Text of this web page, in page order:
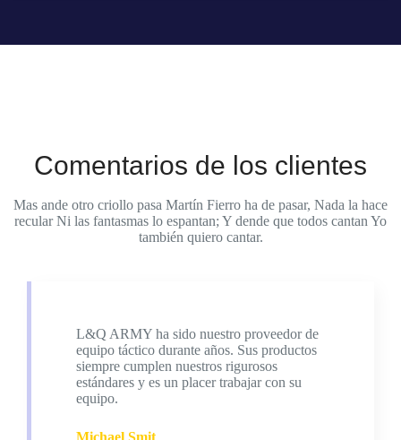
Comentarios de los clientes
Mas ande otro criollo pasa Martín Fierro ha de pasar, Nada la hace
recular Ni las fantasmas lo espantan; Y dende que todos cantan Yo
también quiero cantar.
Llevo años usando las mochilas tácticas de
L&Q ARMY en el trabajo, y nunca me han
defraudado. Duraderas, funcionales y
cómodas.